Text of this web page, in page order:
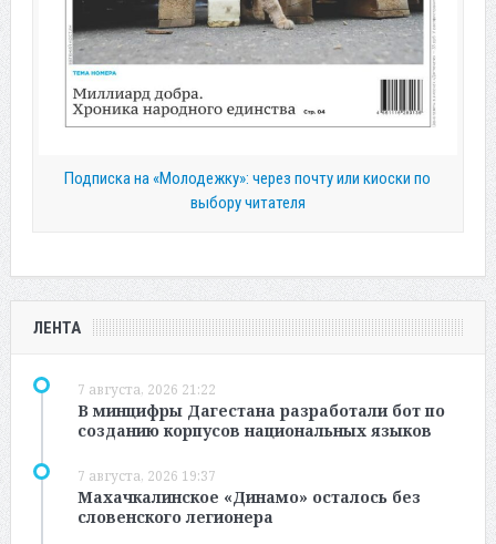
Подписка на «Молодежку»: через почту или киоски по
выбору читателя
ЛЕНТА
7 августа, 2026 21:22
В минцифры Дагестана разработали бот по
созданию корпусов национальных языков
7 августа, 2026 19:37
Махачкалинское «Динамо» осталось без
словенского легионера